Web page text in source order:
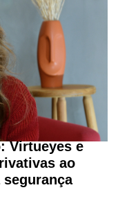
Virtueyes e
ao
segurança